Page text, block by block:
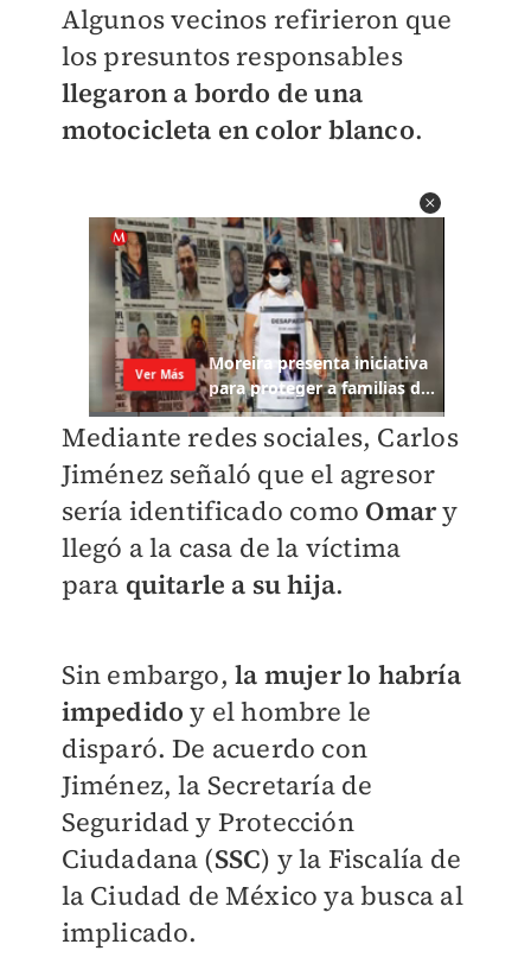
Algunos vecinos refirieron que
los presuntos responsables
llegaron a bordo de una
motocicleta en color blanco.
Mediante redes sociales, Carlos
Jiménez señaló que el agresor
sería identificado como Omary
llegó a la casa de la víctima
para quitarle a su hija.
Sin embargo, la mujer lo habría
impedido y el hombre le
disparó. De acuerdo con
Jiménez, la Secretaría de
Seguridad y Protección
Ciudadana (SSC) y la Fiscalía de
la Ciudad de México ya busca al
implicado.